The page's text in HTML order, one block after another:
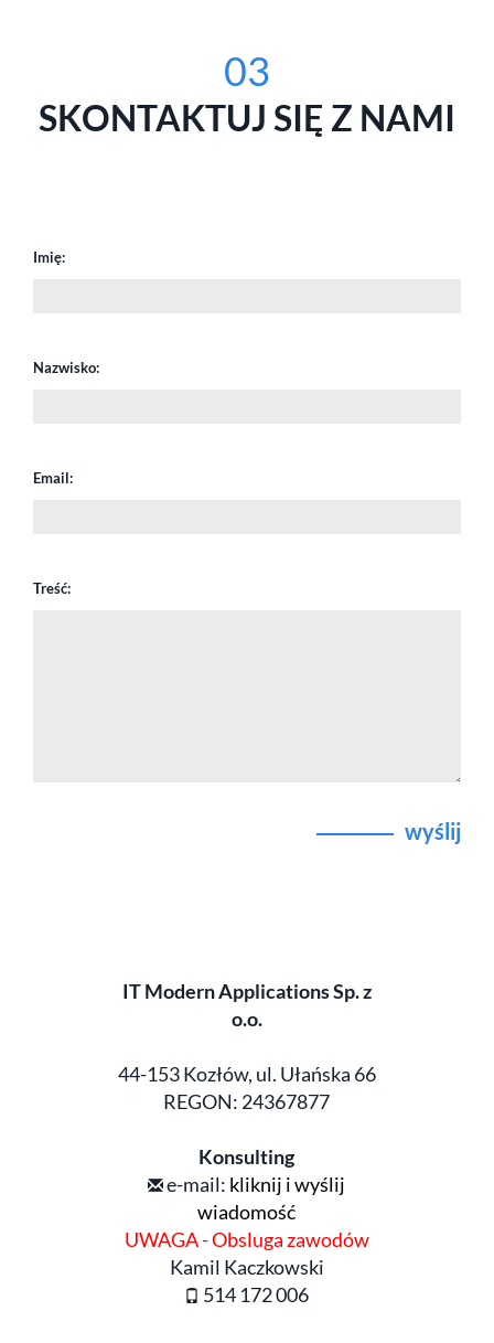
03
SKONTAKTUJ SIĘ Z NAMI
Imię:
Nazwisko:
Email:
Treść:
wyślij
IT Modern Applications Sp. z
o.o.
44-153 Kozłów, ul. Ułańska 66
REGON: 24367877
Konsulting
e-mail: kliknij i wyślij
wiadomość
UWAGA - Obsluga zawodów
Kamil Kaczkowski
514 172 006